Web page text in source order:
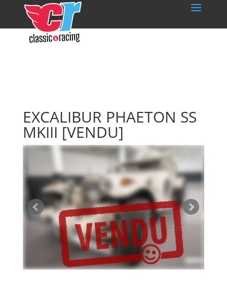
EXCALIBUR PHAETON SS
MKIII [VENDU]